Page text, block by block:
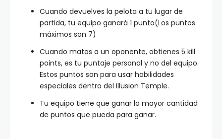
Cuando devuelves la pelota a tu lugar de
partida, tu equipo ganará 1 punto(Los puntos
máximos son 7)
Cuando matas a un oponente, obtienes 5 kill
points, es tu puntaje personal y no del equipo.
Estos puntos son para usar habilidades
especiales dentro del Illusion Temple.
Tu equipo tiene que ganar la mayor cantidad
de puntos que pueda para ganar.